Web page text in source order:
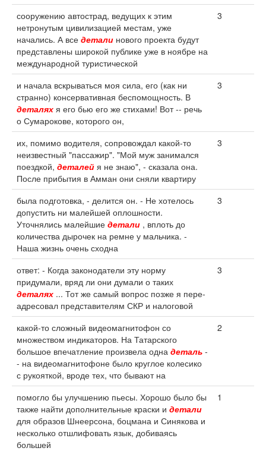
сооружению автострад, ведущих к этим
нетронутым цивилизацией местам, уже
начались. А все детали нового проекта будут
представлены широкой публике уже в ноябре на
международной туристической
3
и начала вскрываться моя сила, его (как ни
странно) консервативная беспомощность. В
деталях я его бью его же стихами! Вот -- речь
о Сумарокове, которого он,
3
их, помимо водителя, сопровождал какой-то
неизвестный "пассажир". "Мой муж занимался
поездкой, деталей я не знаю", - сказала она.
После прибытия в Амман они сняли квартиру
3
была подготовка, - делится он. - Не хотелось
допустить ни малейшей оплошности.
Уточнялись малейшие детали , вплоть до
количества дырочек на ремне у мальчика. -
Наша жизнь очень сходна
3
ответ: - Когда законодатели эту норму
придумали, вряд ли они думали о таких
деталях ... Тот же самый вопрос позже я пере-
адресовал представителям СКР и налоговой
3
какой-то сложный видеомагнитофон со
множеством индикаторов. На Татарского
большое впечатление произвела одна деталь -
- на видеомагнитофоне было круглое колесико
с рукояткой, вроде тех, что бывают на
2
помогло бы улучшению пьесы. Хорошо было бы
также найти дополнительные краски и детали
для образов Шнеерсона, боцмана и Синякова и
несколько отшлифовать язык, добиваясь
большей
1